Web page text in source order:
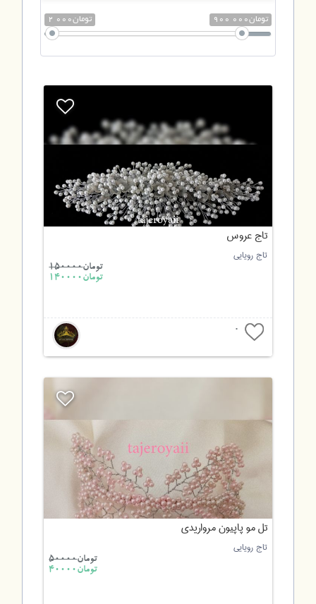
2 000تومان 900 000تومان
تاج عروس
تاج رویایی
تومان150000
تومان140000
0
تل مو پاپیون مرواریدی
تاج رویایی
تومان50000
تومان40000